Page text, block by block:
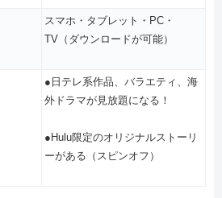
スマホ・タブレット・PC・
TV（ダウンロードが可能）
●日テレ系作品、バラエティ、海
外ドラマが見放題になる！
●Hulu限定のオリジナルストーリ
ーがある（スピンオフ）